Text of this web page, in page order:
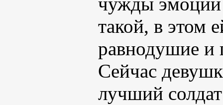
такой, в этом
равнодушие и
Сейчас
лучший